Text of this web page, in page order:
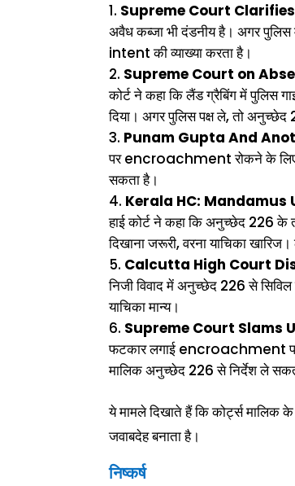
Supreme Court
अवैध कब्जा भी दंडनीय है। अगर
intent की व्याख्या करता है।
Supreme Court on
कोर्ट ने कहा कि लैंड ग्रैबिंग में पुलिस
दिया। अगर पुलिस पक्ष ले, तो
Punam Gupta And
पर encroachment रोकने के लिए
सकता है।
Kerala HC: Mandamus
हाई कोर्ट ने कहा कि अनुच्छेद 226
दिखाना जरूरी, वरना याचिका
Calcutta High Court
निजी विवाद में अनुच्छेद 226 से
याचिका मान्य।
Supreme Court Slams
फटकार लगाई encroachment
मालिक अनुच्छेद 226 से निर्देश ले
ये मामले दिखाते हैं कि कोर्ट्स मालिक
जवाबदेह बनाता है।
निष्कर्ष